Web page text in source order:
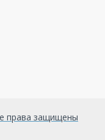
права защищены